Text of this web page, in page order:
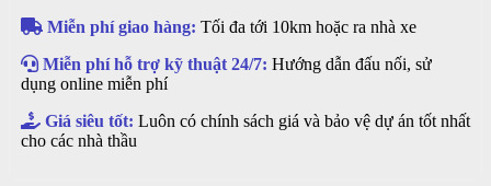
Miễn phí giao hàng: Tối đa tới 10km hoặc ra nhà xe
Miễn phí hỗ trợ kỹ thuật 24/7: Hướng dẫn đấu nối, sử
dụng online miễn phí
Giá siêu tốt: Luôn có chính sách giá và bảo vệ dự án tốt nhất
cho các nhà thầu